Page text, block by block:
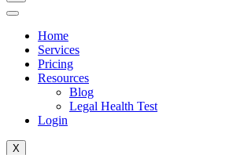
Home
Services
Pricing
Resources
Blog
Legal Health Test
Login
X